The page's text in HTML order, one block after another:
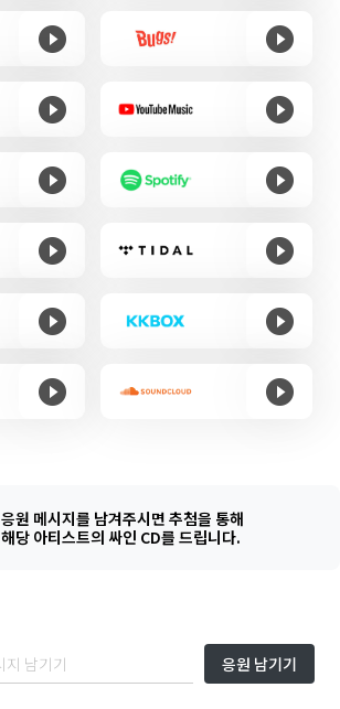
응원 메시지를 남겨주시면 추첨을 통해
해당 아티스트의 싸인 CD를 드립니다.
응원 남기기